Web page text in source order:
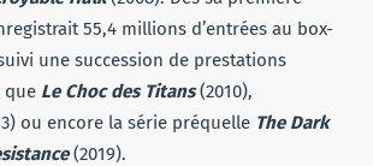
55,4 millions d’entrées au box-
une succession de prestations
que Le Choc des Titans(2010),
ou encore la série préquelle The Dark
(2019).